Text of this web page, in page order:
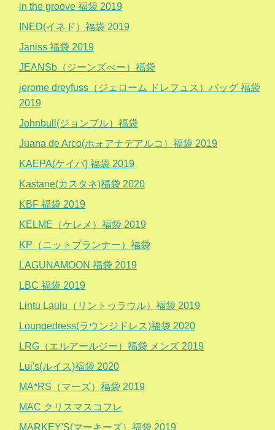
in the groove 福袋 2019
INED(イネド）福袋 2019
Janiss 福袋 2019
JEANSb（ジーンズべー）福袋
jerome dreyfuss（ジェローム ドレフュス）バッグ 福袋
2019
Johnbull(ジョンブル）福袋
Juana de Arco(ホォアナデアルコ）福袋 2019
KAEPA(ケイパ) 福袋 2019
Kastane(カスタネ)福袋 2020
KBF 福袋 2019
KELME（ケレメ）福袋 2019
KP（ニットプランナー）福袋
LAGUNAMOON 福袋 2019
LBC 福袋 2019
Lintu Laulu（リントゥラウル）福袋 2019
Loungedress(ラウンジドレス)福袋 2020
LRG（エルアールジー）福袋 メンズ 2019
Lui's(ルイス)福袋 2020
MA*RS（マーズ）福袋 2019
MAC クリスマスコフレ
MARKEY'S(マーキーズ）福袋 2019